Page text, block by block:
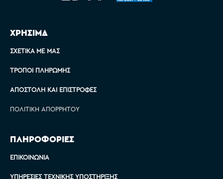
ΧΡΗΣΙΜΑ
ΣΧΕΤΙΚΆ ΜΕ ΜΑΣ
ΤΡΌΠΟΙ ΠΛΗΡΩΜΉΣ
ΑΠΟΣΤΟΛΉ ΚΑΙ ΕΠΙΣΤΡΟΦΈΣ
ΠΟΛΙΤΙΚΉ ΑΠΟΡΡΉΤΟΥ
ΠΛΗΡΟΦΟΡΙΕΣ
ΕΠΙΚΟΙΝΩΝΊΑ
ΥΠΗΡΕΣΊΕΣ ΤΕΧΝΙΚΉΣ ΥΠΟΣΤΉΡΙΞΗΣ